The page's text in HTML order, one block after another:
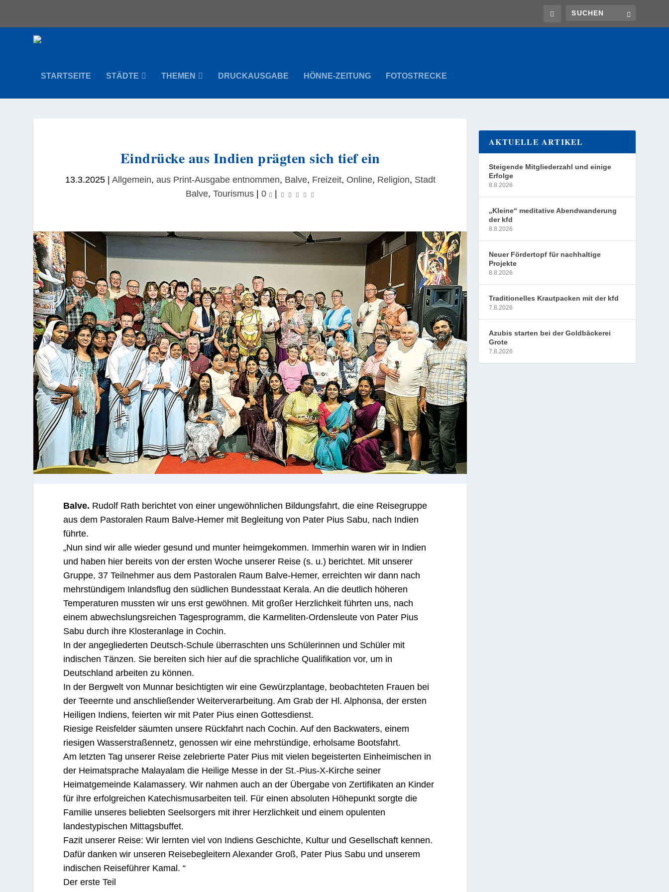
STARTSEITE STÄDTE THEMEN DRUCKAUSGABE HÖNNE-ZEITUNG FOTOSTRECKE
Eindrücke aus Indien prägten sich tief ein
13.3.2025| Allgemein, aus Print-Ausgabe entnommen, Balve, Freizeit, Online, Religion, Stadt
Balve,Tourismus |0
Balve. Rudolf Rath berichtet von einer ungewöhnlichen Bildungsfahrt, die eine Reisegruppe
aus dem Pastoralen Raum Balve-Hemer mit Begleitung von Pater Pius Sabu, nach Indien
führte.
„Nun sind wir alle wieder gesund und munter heimgekommen. Immerhin waren wir in Indien
und haben hier bereits von der ersten Woche unserer Reise (s. u.) berichtet. Mit unserer
Gruppe, 37 Teilnehmer aus dem Pastoralen Raum Balve-Hemer, erreichten wir dann nach
mehrstündigem Inlandsflug den südlichen Bundesstaat Kerala. An die deutlich höheren
Temperaturen mussten wir uns erst gewöhnen. Mit großer Herzlichkeit führten uns, nach
einem abwechslungsreichen Tagesprogramm, die Karmeliten-Ordensleute von Pater Pius
Sabu durch ihre Klosteranlage in Cochin.
In der angegliederten Deutsch-Schule überraschten uns Schülerinnen und Schüler mit
indischen Tänzen. Sie bereiten sich hier auf die sprachliche Qualifikation vor, um in
Deutschland arbeiten zu können.
In der Bergwelt von Munnar besichtigten wir eine Gewürzplantage, beobachteten Frauen bei
der Teeernte und anschließender Weiterverarbeitung. Am Grab der Hl. Alphonsa, der ersten
Heiligen Indiens, feierten wir mit Pater Pius einen Gottesdienst.
Riesige Reisfelder säumten unsere Rückfahrt nach Cochin. Auf den Backwaters, einem
riesigen Wasserstraßennetz, genossen wir eine mehrstündige, erholsame Bootsfahrt.
Am letzten Tag unserer Reise zelebrierte Pater Pius mit vielen begeisterten Einheimischen in
der Heimatsprache Malayalam die Heilige Messe in der St.-Pius-X-Kirche seiner
Heimatgemeinde Kalamassery. Wir nahmen auch an der Übergabe von Zertifikaten an Kinder
für ihre erfolgreichen Katechismusarbeiten teil. Für einen absoluten Höhepunkt sorgte die
Familie unseres beliebten Seelsorgers mit ihrer Herzlichkeit und einem opulenten
landestypischen Mittagsbuffet.
Fazit unserer Reise: Wir lernten viel von Indiens Geschichte, Kultur und Gesellschaft kennen.
Dafür danken wir unseren Reisebegleitern Alexander Groß, Pater Pius Sabu und unserem
indischen Reiseführer Kamal. “
Der erste Teil
AKTUELLE ARTIKEL
Steigende Mitgliederzahl und einige
Erfolge
8.8.2026
„Kleine“ meditative Abendwanderung
der kfd
8.8.2026
Neuer Fördertopf für nachhaltige
Projekte
8.8.2026
Traditionelles Krautpacken mit der kfd
7.8.2026
Azubis starten bei der Goldbäckerei
Grote
7.8.2026